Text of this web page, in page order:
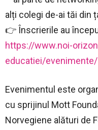
alți colegi de-ai tăi din
👉 Înscrierile au
https://www.noi-
educatiei/evenimente/
Evenimentul este
cu sprijinul Mott
Norvegiene alături de